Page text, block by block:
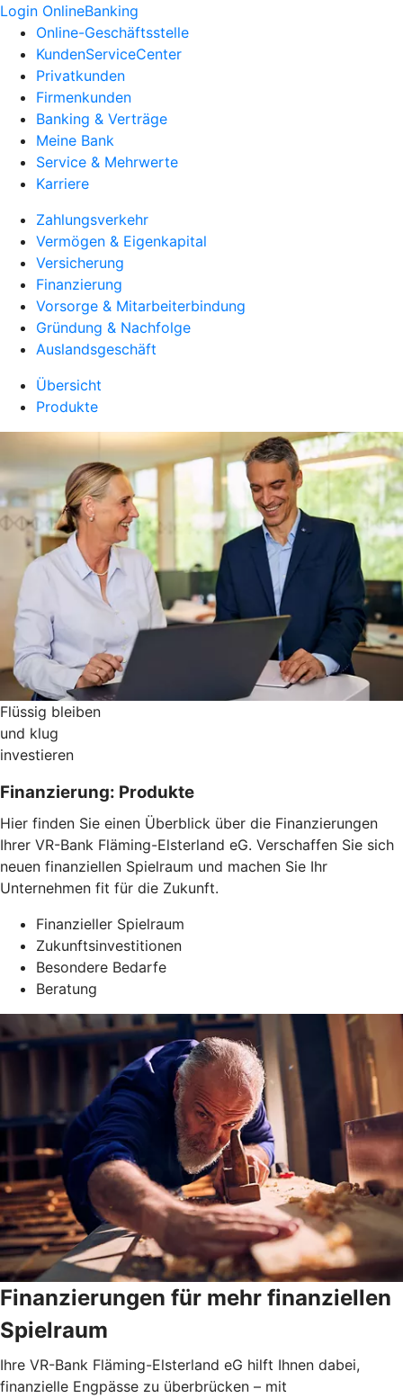
Login OnlineBanking
Online-Geschäftsstelle
KundenServiceCenter
Privatkunden
Firmenkunden
Banking & Verträge
Meine Bank
Service & Mehrwerte
Karriere
Zahlungsverkehr
Vermögen & Eigenkapital
Versicherung
Finanzierung
Vorsorge & Mitarbeiterbindung
Gründung & Nachfolge
Auslandsgeschäft
Übersicht
Produkte
Flüssig bleiben
und klug
investieren
Finanzierung: Produkte
Hier finden Sie einen Überblick über die Finanzierungen
Ihrer VR-Bank Fläming-Elsterland eG. Verschaffen Sie sich
neuen finanziellen Spielraum und machen Sie Ihr
Unternehmen fit für die Zukunft.
Finanzieller Spielraum
Zukunftsinvestitionen
Besondere Bedarfe
Beratung
Finanzierungen für mehr finanziellen
Spielraum
Ihre VR-Bank Fläming-Elsterland eG hilft Ihnen dabei,
finanzielle Engpässe zu überbrücken – mit